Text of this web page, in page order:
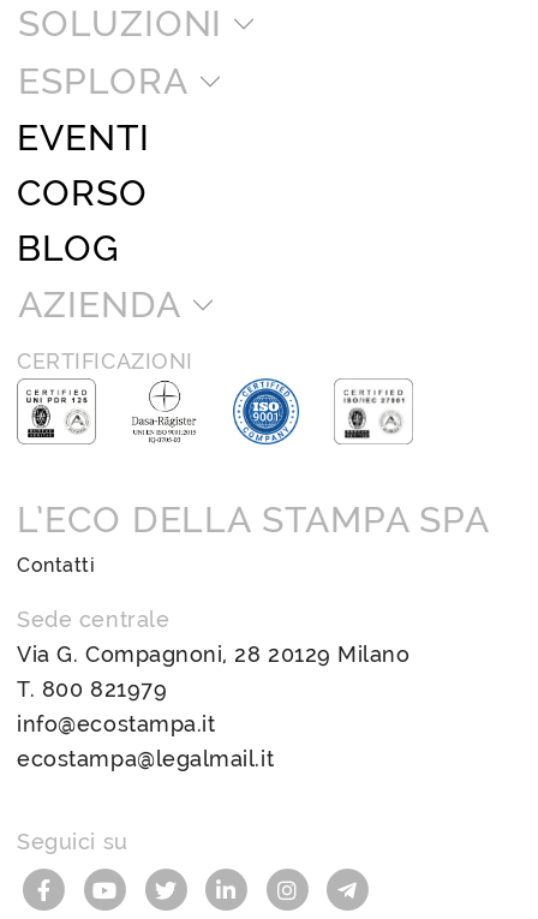
SOLUZIONI
ESPLORA
EVENTI
CORSO
BLOG
AZIENDA
CERTIFICAZIONI
L’ECO DELLA STAMPA SPA
Contatti
Sede centrale
Via G. Compagnoni, 28 20129 Milano
T. 800 821979
info@ecostampa.it
ecostampa@legalmail.it
Seguici su